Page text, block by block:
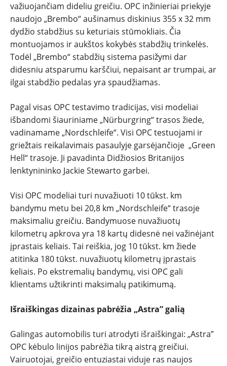
važiuojančiam dideliu greičiu. OPC inžinieriai priekyje
naudojo „Brembo“ aušinamus diskinius 355 x 32 mm
dydžio stabdžius su keturiais stūmokliais. Čia
montuojamos ir aukštos kokybės stabdžių trinkelės.
Todėl „Brembo“ stabdžių sistema pasižymi dar
didesniu atsparumu karščiui, nepaisant ar trumpai, ar
ilgai stabdžio pedalas yra spaudžiamas.
Pagal visas OPC testavimo tradicijas, visi modeliai
išbandomi šiauriniame „Nürburgring“ trasos žiede,
vadinamame „Nordschleife“. Visi OPC testuojami ir
griežtais reikalavimais pasaulyje garsėjančioje „Green
Hell“ trasoje. Ji pavadinta Didžiosios Britanijos
lenktynininko Jackie Stewarto garbei.
Visi OPC modeliai turi nuvažiuoti 10 tūkst. km
bandymu metu bei 20,8 km „Nordschleife“ trasoje
maksimaliu greičiu. Bandymuose nuvažiuotų
kilometrų apkrova yra 18 kartų didesnė nei važinėjant
įprastais keliais. Tai reiškia, jog 10 tūkst. km žiede
atitinka 180 tūkst. nuvažiuotų kilometrų įprastais
keliais. Po ekstremalių bandymų, visi OPC gali
klientams užtikrinti maksimalų patikimumą.
Išraiškingas dizainas pabrėžia „Astra” galią
Galingas automobilis turi atrodyti išraiškingai: „Astra”
OPC kėbulo linijos pabrėžia tikrą aistrą greičiui.
Vairuotojai, greičio entuziastai viduje ras naujos